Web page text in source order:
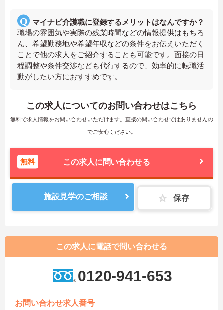
マイナビ介護職に登録するメリットはなんですか？
職場の雰囲気や実際の残業時間などの情報提供はもちろ
ん、希望勤務地や希望年収などの条件をお伝えいただく
ことで他の求人をご紹介することも可能です。面接の日
程調整や条件交渉なども代行するので、効率的に転職活
動がしたい方におすすめです。
この求人についてのお問い合わせはこちら
無料で求人情報をお問い合わせいただけます。直接の問い合わせではありませんの
でご安心ください。
無料 この求人に問い合わせる
施設見学のご相談 保存
この求人に電話で問い合わせる
0120-941-653
お問い合わせ求人番号